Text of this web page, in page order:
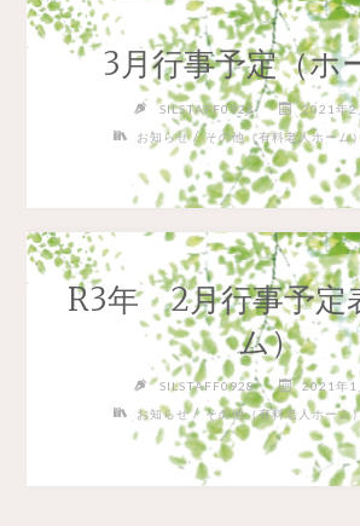
3月行事予定（ホ
SILSTAFF0928
2021年2
お知らせ/ その他（有料老人ホーム
R3年 2月行事予定
ム）
SILSTAFF0928
2021年1
お知らせ/ その他（有料老人ホーム